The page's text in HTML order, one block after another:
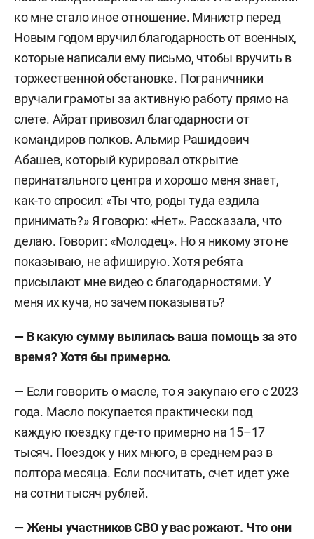
ко мне стало иное отношение. Министр перед
Новым годом вручил благодарность от военных,
которые написали ему письмо, чтобы вручить в
торжественной обстановке. Пограничники
вручали грамоты за активную работу прямо на
слете. Айрат привозил благодарности от
командиров полков. Альмир Рашидович
Абашев, который курировал открытие
перинатального центра и хорошо меня знает,
как-то спросил: «Ты что, роды туда ездила
принимать?» Я говорю: «Нет». Рассказала, что
делаю. Говорит: «Молодец». Но я никому это не
показываю, не афиширую. Хотя ребята
присылают мне видео с благодарностями. У
меня их куча, но зачем показывать?
— В какую сумму вылилась ваша помощь за это
время? Хотя бы примерно.
— Если говорить о масле, то я закупаю его с 2023
года. Масло покупается практически под
каждую поездку где-то примерно на 15–17
тысяч. Поездок у них много, в среднем раз в
полтора месяца. Если посчитать, счет идет уже
на сотни тысяч рублей.
— Жены участников СВО у вас рожают. Что они